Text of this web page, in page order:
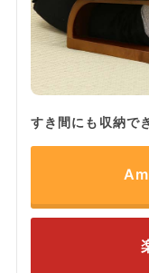
すき間にも収納